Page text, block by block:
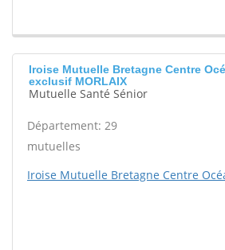
Iroise Mutuelle Bretagne Centre
exclusif MORLAIX
Mutuelle Santé Sénior
Département: 29
mutuelles
Iroise Mutuelle Bretagne Centre